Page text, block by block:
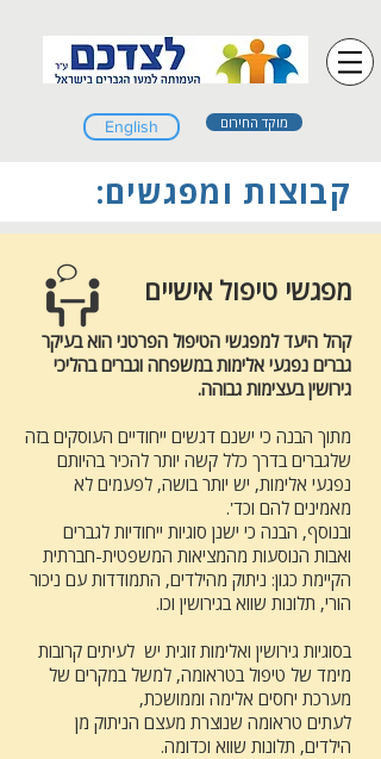
English מוקד החירום
קבוצות ומפגשים:
מפגשי טיפול אישיים
קהל היעד למפגשי הטיפול הפרטני הוא בעיקר
גברים נפגעי אלימות במשפחה וגברים בהליכי
גירושין בעצימות גבוהה.
מתוך הבנה כי ישנם דגשים ייחודיים העוסקים בזה
שלגברים בדרך כלל קשה יותר להכיר בהיותם
נפגעי אלימות, יש יותר בושה, לפעמים לא
מאמינים להם וכד'.
ובנוסף, הבנה כי ישנן סוגיות ייחודיות לגברים
ואבות הנוסעות מהמציאות המשפטית-חברתית
הקיימת כגון: ניתוק מהילדים, התמודדות עם ניכור
הורי, תלונות שווא בגירושין וכו.
בסוגיות גירושין ואלימות זוגית יש לעיתים קרובות
מימד של טיפול בטראומה, למשל במקרים של
מערכת יחסים אלימה וממושכת,
לעתים טראומה שנוצרת מעצם הניתוק מן
הילדים, תלונות שווא וכדומה.